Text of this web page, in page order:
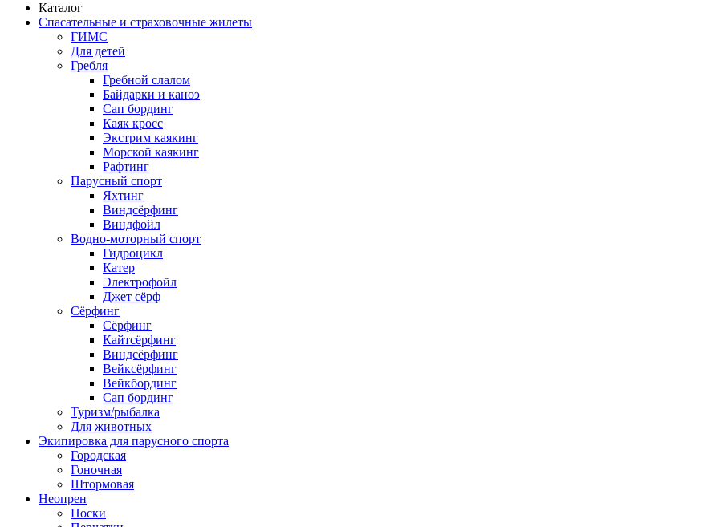
Каталог
Спасательные и страховочные жилеты
ГИМС
Для детей
Гребля
Гребной слалом
Байдарки и каноэ
Сап бординг
Каяк кросс
Экстрим каякинг
Морской каякинг
Рафтинг
Парусный спорт
Яхтинг
Виндсёрфинг
Виндфойл
Водно-моторный спорт
Гидроцикл
Катер
Электрофойл
Джет сёрф
Сёрфинг
Сёрфинг
Кайтсёрфинг
Виндсёрфинг
Вейксёрфинг
Вейкбординг
Сап бординг
Туризм/рыбалка
Для животных
Экипировка для парусного спорта
Городская
Гоночная
Штормовая
Неопрен
Носки